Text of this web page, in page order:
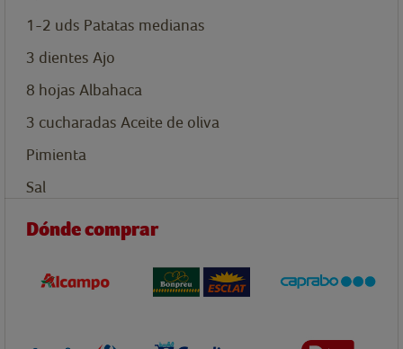
1-2 uds Patatas medianas
3 dientes Ajo
8 hojas Albahaca
3 cucharadas Aceite de oliva
Pimienta
Sal
Dónde comprar